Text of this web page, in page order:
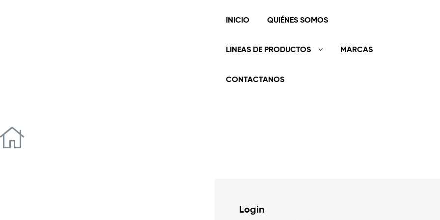
INICIO QUIÉNES SOMOS
LINEAS DE PRODUCTOS MARCAS
CONTACTANOS
Login